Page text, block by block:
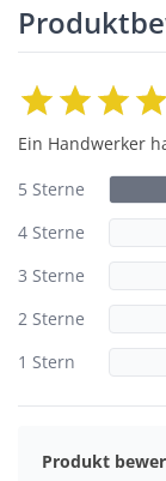
Ein Handwerker
5 Sterne
4 Sterne
3 Sterne
2 Sterne
1 Stern
Produkt